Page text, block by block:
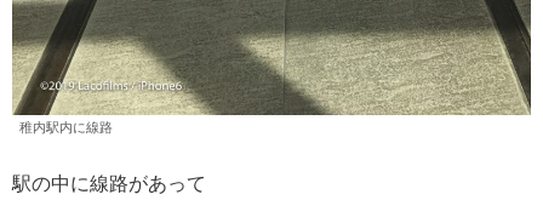
稚内駅内に線路
駅の中に線路があって